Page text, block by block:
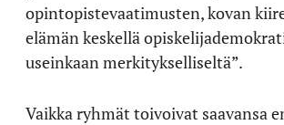
opintopistevaatimusten, kovan
elämän keskellä
useinkaan merkitykselliseltä”.
Vaikka ryhmät toivoivat saavansa